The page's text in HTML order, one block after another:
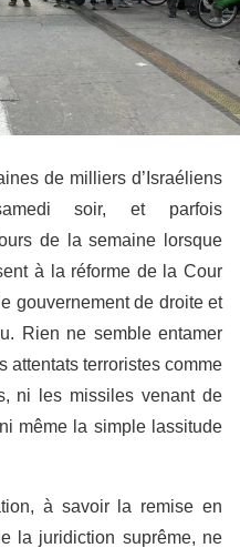
de milliers d’Israéliens
soir, et parfois
de la semaine lorsque
à la réforme de la Cour
gouvernement de droite et
Rien ne semble entamer
attentats terroristes comme
ni les missiles venant de
même la simple lassitude
à savoir la remise en
la juridiction suprême, ne